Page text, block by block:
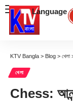
Language
KTV Bangla > Blog > খেলা
খেলা
Chess: